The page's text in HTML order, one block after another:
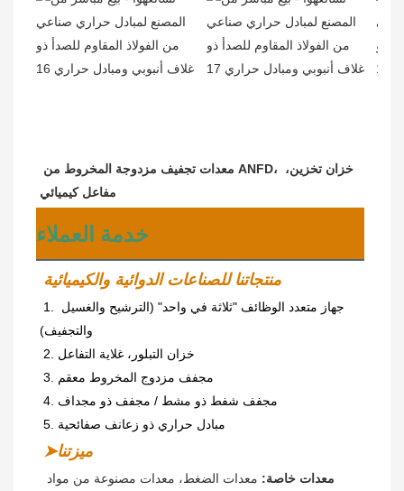
معدات تجفيف مزدوجة المخروط من ANFD، خزان تخزين،
مفاعل كيميائي
خدمة العملاء
منتجاتنا للصناعات الدوائية والكيميائية
1. جهاز متعدد الوظائف "ثلاثة في واحد" (الترشيح والغسيل
والتجفيف)
2. خزان التبلور، غلاية التفاعل
3. مجفف مزدوج المخروط معقم
4. مجفف شفط ذو مشط / مجفف ذو مجداف
5. مبادل حراري ذو زعانف صفائحية
➤ميزتنا
معدات خاصة: